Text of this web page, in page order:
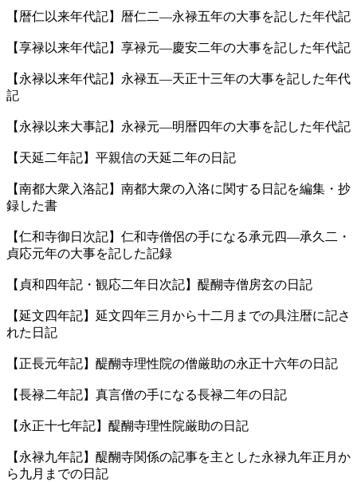
【暦仁以来年代記】暦仁二—永禄五年の大事を記した年代記
【享禄以来年代記】享禄元—慶安二年の大事を記した年代記
【永禄以来年代記】永禄五—天正十三年の大事を記した年代
記
【永禄以来大事記】永禄元—明暦四年の大事を記した年代記
【天延二年記】平親信の天延二年の日記
【南都大衆入洛記】南都大衆の入洛に関する日記を編集・抄
録した書
【仁和寺御日次記】仁和寺僧侶の手になる承元四—承久二・
貞応元年の大事を記した記録
【貞和四年記・観応二年日次記】醍醐寺僧房玄の日記
【延文四年記】延文四年三月から十二月までの具注暦に記さ
れた日記
【正長元年記】醍醐寺理性院の僧厳助の永正十六年の日記
【長禄二年記】真言僧の手になる長禄二年の日記
【永正十七年記】醍醐寺理性院厳助の日記
【永禄九年記】醍醐寺関係の記事を主とした永禄九年正月か
ら九月までの日記